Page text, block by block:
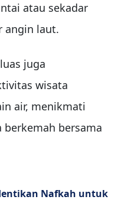
atau sekadar
angin laut.
juga
wisata
air, menikmati
bersama
Nafkah untuk